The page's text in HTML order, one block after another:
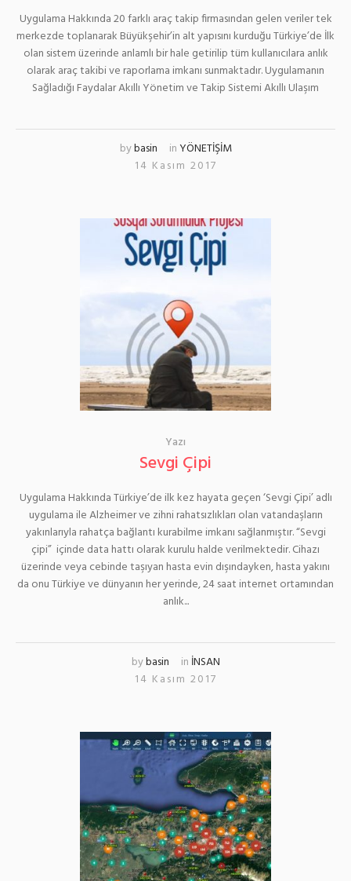
Uygulama Hakkında 20 farklı araç takip firmasından gelen veriler tek
merkezde toplanarak Büyükşehir’in alt yapısını kurduğu Türkiye’de İlk
olan sistem üzerinde anlamlı bir hale getirilip tüm kullanıcılara anlık
olarak araç takibi ve raporlama imkanı sunmaktadır. Uygulamanın
Sağladığı Faydalar Akıllı Yönetim ve Takip Sistemi Akıllı Ulaşım
bybasin inYÖNETİŞİM
14 Kasım 2017
Yazı
Sevgi Çipi
Uygulama Hakkında Türkiye’de ilk kez hayata geçen ‘Sevgi Çipi’ adlı
uygulama ile Alzheimer ve zihni rahatsızlıkları olan vatandaşların
yakınlarıyla rahatça bağlantı kurabilme imkanı sağlanmıştır. “Sevgi
çipi” içinde data hattı olarak kurulu halde verilmektedir. Cihazı
üzerinde veya cebinde taşıyan hasta evin dışındayken, hasta yakını
da onu Türkiye ve dünyanın her yerinde, 24 saat internet ortamından
anlık...
bybasin in İNSAN
14 Kasım 2017